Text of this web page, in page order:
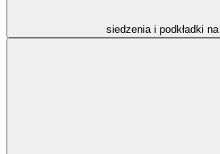
siedzenia i podkładki na